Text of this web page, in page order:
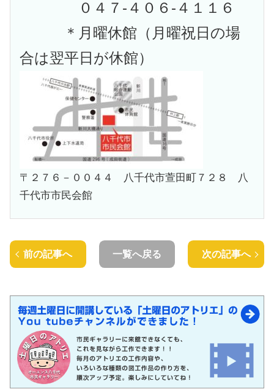
０４７-４０６-４１１６
＊月曜休館（月曜祝日の場
合は翌平日が休館）
〒２７６－００４４ 八千代市萱田町７２８ 八
千代市市民会館
前の記事へ 一覧へ戻る 次の記事へ